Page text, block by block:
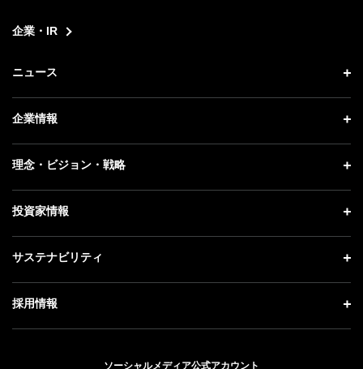
企業・IR
ニュース
ニュース トップ
プレスリリース
更新情報
企業情報
企業情報 トップ
社長メッセージ
事業紹介
理念・ビジョン・戦略
理念・ビジョン・戦略 トップ
成長戦略「Activate AI for Society」
人材戦略
投資家情報
投資家情報 トップ
経営方針
サステナビリティ
サステナビリティ トップ
トップメッセージ
ESG方針・体制
採用情報
ソーシャルメディア公式アカウント